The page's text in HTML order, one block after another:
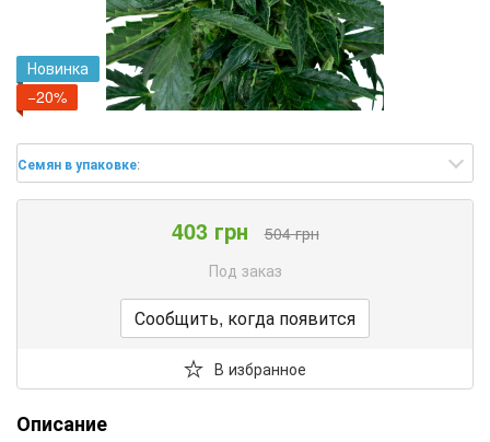
Новинка
−20%
Семян в упаковке:
403 грн
504 грн
Под заказ
Сообщить, когда появится
В избранное
Описание